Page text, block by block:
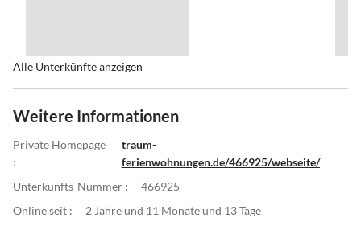
Alle Unterkünfte anzeigen
Weitere Informationen
Private Homepage
:
traum-
ferienwohnungen.de/466925/webseite/
Unterkunfts-Nummer :
466925
Online seit :
2 Jahre und 11 Monate und 13 Tage